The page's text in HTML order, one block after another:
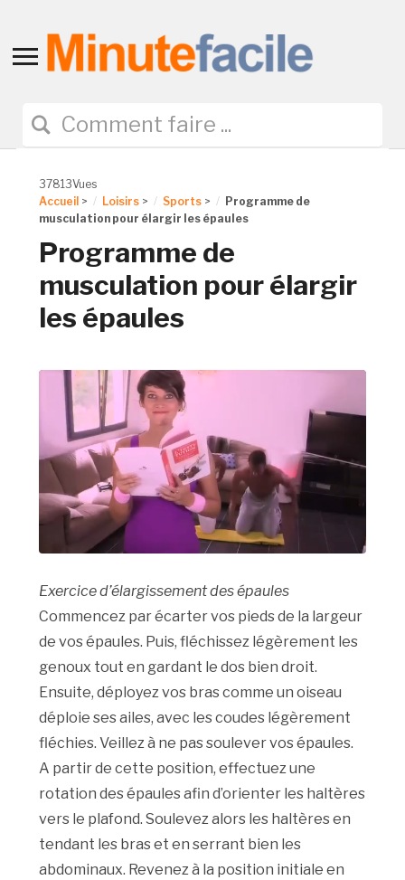
Toggle
navigation
37813Vues
Accueil > Loisirs > Sports >
Programme de
musculation pour élargir les épaules
Programme de
musculation pour élargir
les épaules
Exercice d’élargissement des épaules
Commencez par écarter vos pieds de la largeur
de vos épaules. Puis, fléchissez légèrement les
genoux tout en gardant le dos bien droit.
Ensuite, déployez vos bras comme un oiseau
déploie ses ailes, avec les coudes légèrement
fléchies. Veillez à ne pas soulever vos épaules.
A partir de cette position, effectuez une
rotation des épaules afin d’orienter les haltères
vers le plafond. Soulevez alors les haltères en
tendant les bras et en serrant bien les
abdominaux. Revenez à la position initiale en